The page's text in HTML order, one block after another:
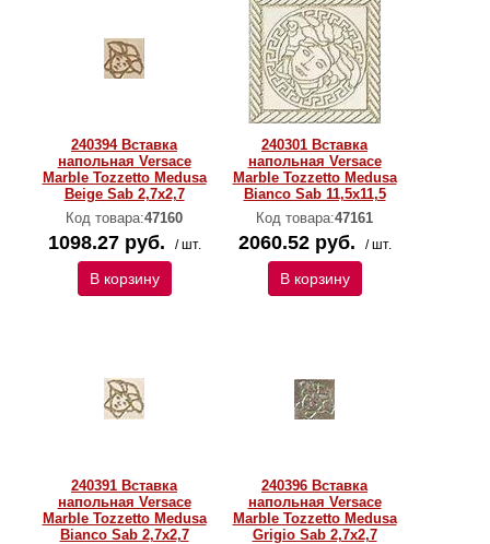
240394 Вставка
напольная Versace
Marble Tozzetto Medusa
Beige Sab 2,7x2,7
Код товара:47160
1098.27 руб. / шт.
В корзину
240301 Вставка
напольная Versace
Marble Tozzetto Medusa
Bianco Sab 11,5x11,5
Код товара:47161
2060.52 руб. / шт.
В корзину
240391 Вставка
напольная Versace
Marble Tozzetto Medusa
Bianco Sab 2,7x2,7
240396 Вставка
напольная Versace
Marble Tozzetto Medusa
Grigio Sab 2,7x2,7